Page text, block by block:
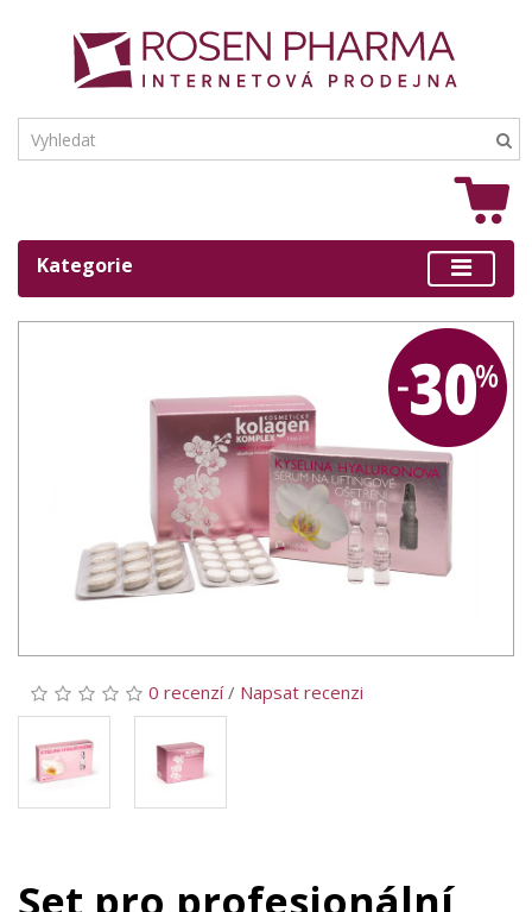
Kategorie
0 recenzí/ Napsat recenzi